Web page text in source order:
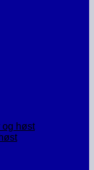
og høst